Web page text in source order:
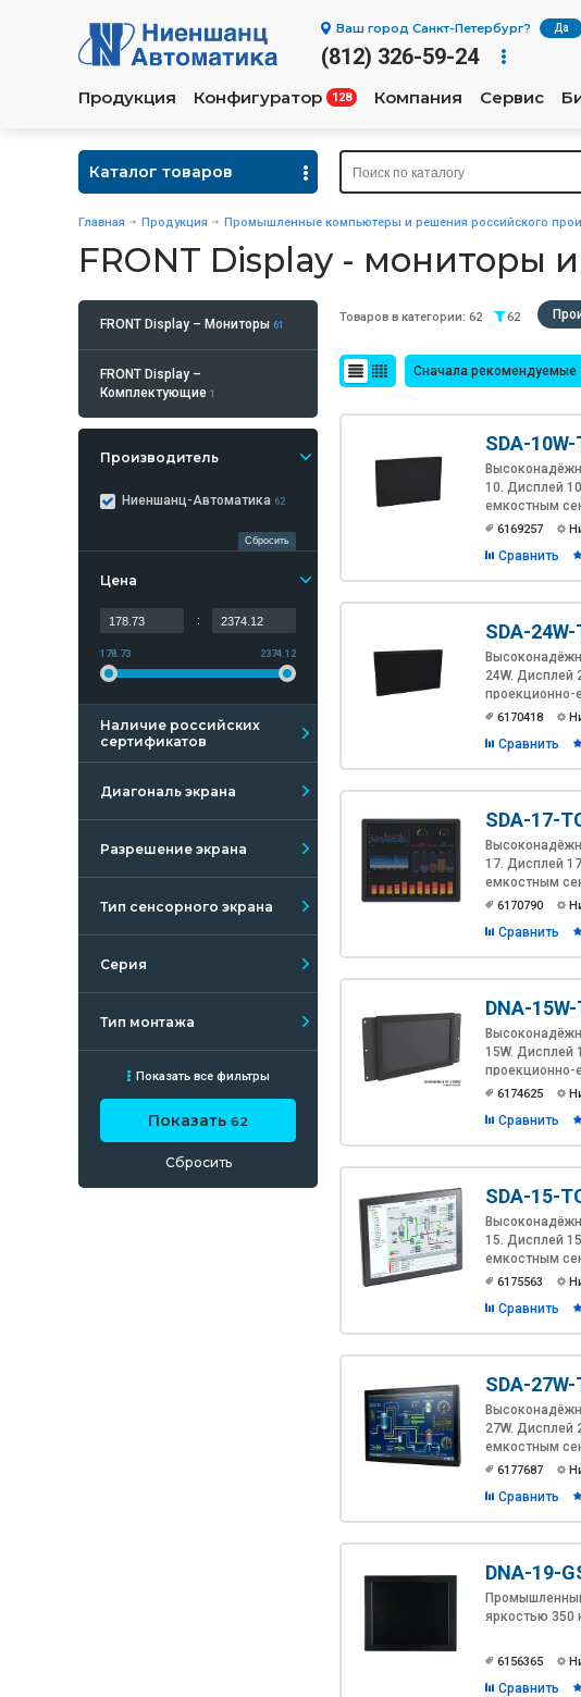
Ваш город Санкт-Петербург? Да
(812) 326-59-24
Продукция Конфигуратор 128 Компания Сервис
Каталог товаров
Главная Продукция Промышленные компьютеры и решения российского
FRONT Display - мониторы
FRONT Display – Мониторы 61
FRONT Display –
Комплектующие 1
Производитель
Ниеншанц-Автоматика 62
Сбросить
Цена
:
178.73 2374.12
Наличие российских
сертификатов
Диагональ экрана
Разрешение экрана
Тип сенсорного экрана
Серия
Тип монтажа
Показать все фильтры
Показать 62
Сбросить
Товаров в категории: 62 62
Сначала рекомендуемые
SDA-
10. Дисплей
емкостным
6169257
Сравнить
SDA-
24W. Дисплей
проекционно-
м2 c6170418
Сравнить
SDA-17-
17. Дисплей
емкостным
Расширенный
адаптером
Интерфейсы:
Разработка и
6170790
Сравнить
DNA-
15W. Дисплей
м2 и
динамиками.
Расширенный
адаптером
Разработка и
6174625
Сравнить
SDA-15-
15. Дисплей
емкостным
6175563
Сравнить
SDA-
27W. Дисплей
емкостным
6177687
Сравнить
DNA-19-
яркостью 350
6156365
Сравнить